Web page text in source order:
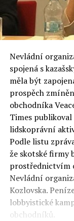
Nevládní
spojená s
měla být
prospěch
obchodníka
Times
lidskoprávní
Podle listu
že skotské firmy
prostřednictvím
Nevládní
Kozlovska.
lobbyistické
obchodníků.